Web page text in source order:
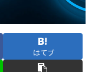
はてブ